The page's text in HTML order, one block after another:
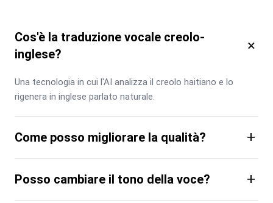
Cos'è la traduzione vocale creolo-
inglese?
×
Una tecnologia in cui l'AI analizza il creolo haitiano e lo
rigenera in inglese parlato naturale.
Come posso migliorare la qualità? +
Posso cambiare il tono della voce? +